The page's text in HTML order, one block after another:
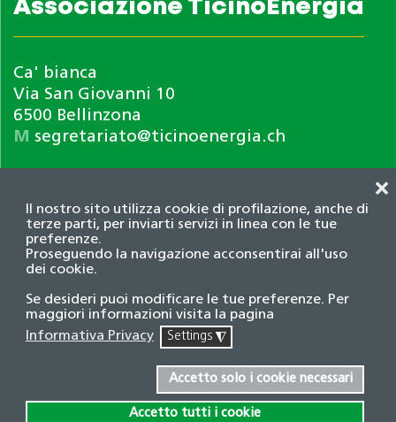
Il nostro sito utilizza cookie di profilazione, anche di
terze parti, per inviarti servizi in linea con le tue
preferenze.
Proseguendo la navigazione acconsentirai all'uso
dei cookie.
Se desideri puoi modificare le tue preferenze. Per
maggiori informazioni visita la pagina
Informativa Privacy
Settings ◮
Accetto solo i cookie necessari
Accetto tutti i cookie
❌
Associazione TicinoEnergia
Ca' bianca
Via San Giovanni 10
6500 Bellinzona
M segretariato@ticinoenergia.ch
Informativa privacy
© 2026 Associazione TicinoEnergia. Tutti i diritti
riservati.